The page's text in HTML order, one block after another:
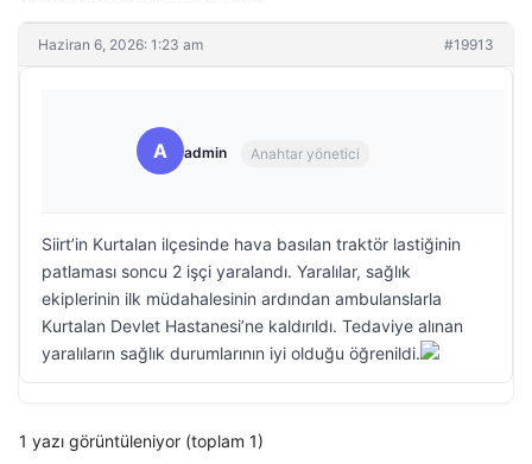
Haziran 6, 2026: 1:23 am #19913
A admin Anahtar yönetici
Siirt’in Kurtalan ilçesinde hava basılan traktör lastiğinin
patlaması soncu 2 işçi yaralandı. Yaralılar, sağlık
ekiplerinin ilk müdahalesinin ardından ambulanslarla
Kurtalan Devlet Hastanesi’ne kaldırıldı. Tedaviye alınan
yaralıların sağlık durumlarının iyi olduğu öğrenildi.
1 yazı görüntüleniyor (toplam 1)